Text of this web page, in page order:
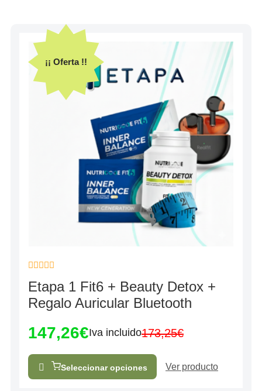
¡¡ Oferta !!
con
0
de
Etapa 1 Fit6 + Beauty Detox +
Regalo Auricular Bluetooth
173,25€
147,26€Iva incluido
Seleccionar opciones Ver producto